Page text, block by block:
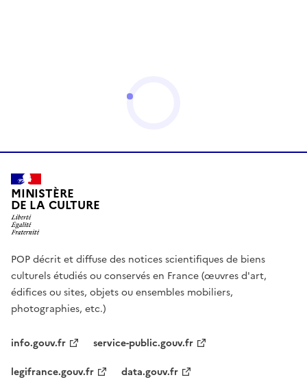
MINISTÈRE
DE LA CULTURE
POP décrit et diffuse des notices scientifiques de biens
culturels étudiés ou conservés en France (œuvres d'art,
édifices ou sites, objets ou ensembles mobiliers,
photographies, etc.)
info.gouv.fr
service-public.gouv.fr
legifrance.gouv.fr
data.gouv.fr